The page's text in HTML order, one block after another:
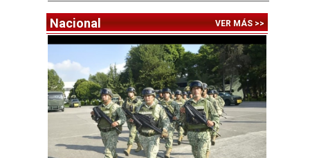
Nacional VER MÁS >>